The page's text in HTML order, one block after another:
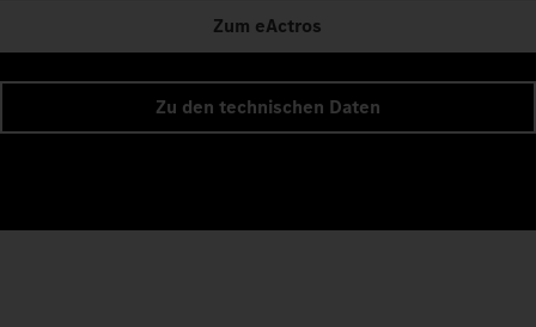
Zum eActros
Zu den technischen Daten